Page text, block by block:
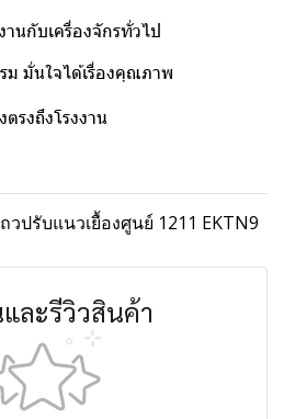
นกับเครื่องจักรทั่วไป
ม มั่นใจได้เรื่องคุณภาพ
รงถึงโรงงาน
ปรับแนวเยื้องศูนย์ 1211 EKTN9
ละรีวิวสินค้า